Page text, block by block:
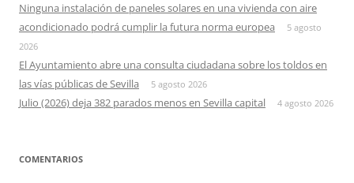
Ninguna instalación de paneles solares en una vivienda con aire
acondicionado podrá cumplir la futura norma europea
5 agosto
2026
El Ayuntamiento abre una consulta ciudadana sobre los toldos en
las vías públicas de Sevilla
5 agosto 2026
Julio (2026) deja 382 parados menos en Sevilla capital 4 agosto 2026
COMENTARIOS